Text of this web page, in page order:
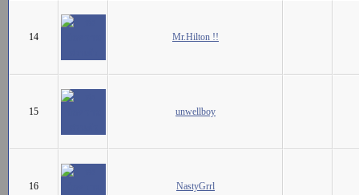
14 Mr.Hilton !!
15 unwellboy
16 NastyGrrl